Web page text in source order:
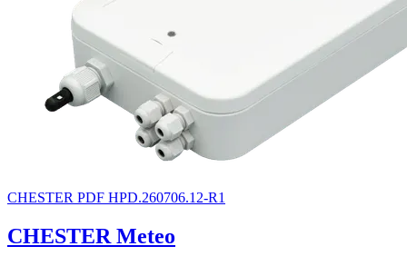
CHESTER PDF HPD.260706.12-R1
CHESTER Meteo